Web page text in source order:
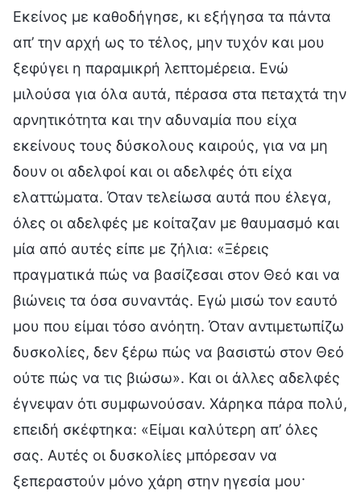
Εκείνος με καθοδήγησε, κι εξήγησα τα πάντα
απ’ την αρχή ως το τέλος, μην τυχόν και μου
ξεφύγει η παραμικρή λεπτομέρεια. Ενώ
μιλούσα για όλα αυτά, πέρασα στα πεταχτά την
αρνητικότητα και την αδυναμία που είχα
εκείνους τους δύσκολους καιρούς, για να μη
δουν οι αδελφοί και οι αδελφές ότι είχα
ελαττώματα. Όταν τελείωσα αυτά που έλεγα,
όλες οι αδελφές με κοίταζαν με θαυμασμό και
μία από αυτές είπε με ζήλια: «Ξέρεις
πραγματικά πώς να βασίζεσαι στον Θεό και να
βιώνεις τα όσα συναντάς. Εγώ μισώ τον εαυτό
μου που είμαι τόσο ανόητη. Όταν αντιμετωπίζω
δυσκολίες, δεν ξέρω πώς να βασιστώ στον Θεό
ούτε πώς να τις βιώσω». Και οι άλλες αδελφές
έγνεψαν ότι συμφωνούσαν. Χάρηκα πάρα πολύ,
επειδή σκέφτηκα: «Είμαι καλύτερη απ’ όλες
σας. Αυτές οι δυσκολίες μπόρεσαν να
ξεπεραστούν μόνο χάρη στην ηγεσία μου·